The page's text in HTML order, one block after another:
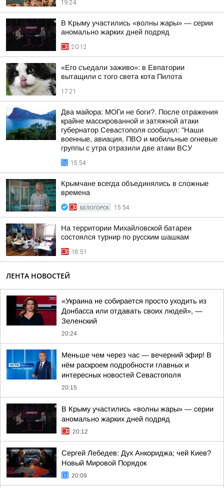
19:24
В Крыму участились «волны жары» — серии
аномально жарких дней подряд
20:12
«Его съедали заживо»: в Евпатории
вытащили с того света кота Пилота
17:21
Два майора: МОГи не боги?. После отражения
крайне массированной и затяжной атаки
губернатор Севастополя сообщил: "Наши
военные, авиация, ПВО и мобильные огневые
группы с утра отразили две атаки ВСУ
15:54
Крымчане всегда объединялись в сложные
времена
БЕЛОГОРСК 15:54
На территории Михайловской батареи
состоялся турнир по русским шашкам
18:51
ЛЕНТА НОВОСТЕЙ
«Украина не собирается просто уходить из
Донбасса или отдавать своих людей», —
Зеленский
20:24
Меньше чем через час — вечерний эфир! В
нём раскроем подробности главных и
интересных новостей Севастополя
20:15
В Крыму участились «волны жары» — серии
аномально жарких дней подряд
20:12
Сергей Лебедев: Дух Анкориджа; чей Киев?
Новый Мировой Порядок
20:09